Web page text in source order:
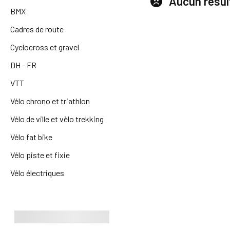
BMX
Cadres de route
Cyclocross et gravel
DH - FR
VTT
Vélo chrono et triathlon
Vélo de ville et vèlo trekking
Vélo fat bike
Vélo piste et fixie
Vélo électriques